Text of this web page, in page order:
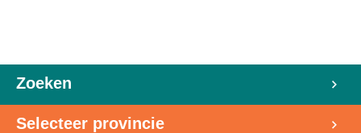
Zoeken
Selecteer provincie